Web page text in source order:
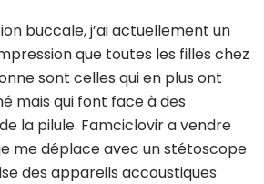
buccale, j’ai actuellement un
que toutes les filles chez
sont celles qui en plus ont
mais qui font face à des
la pilule. Famciclovir a vendre
me déplace avec un stétoscope
des appareils accoustiques